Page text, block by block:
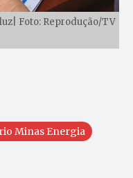
Foto: Reprodução/TV
Minas Energia